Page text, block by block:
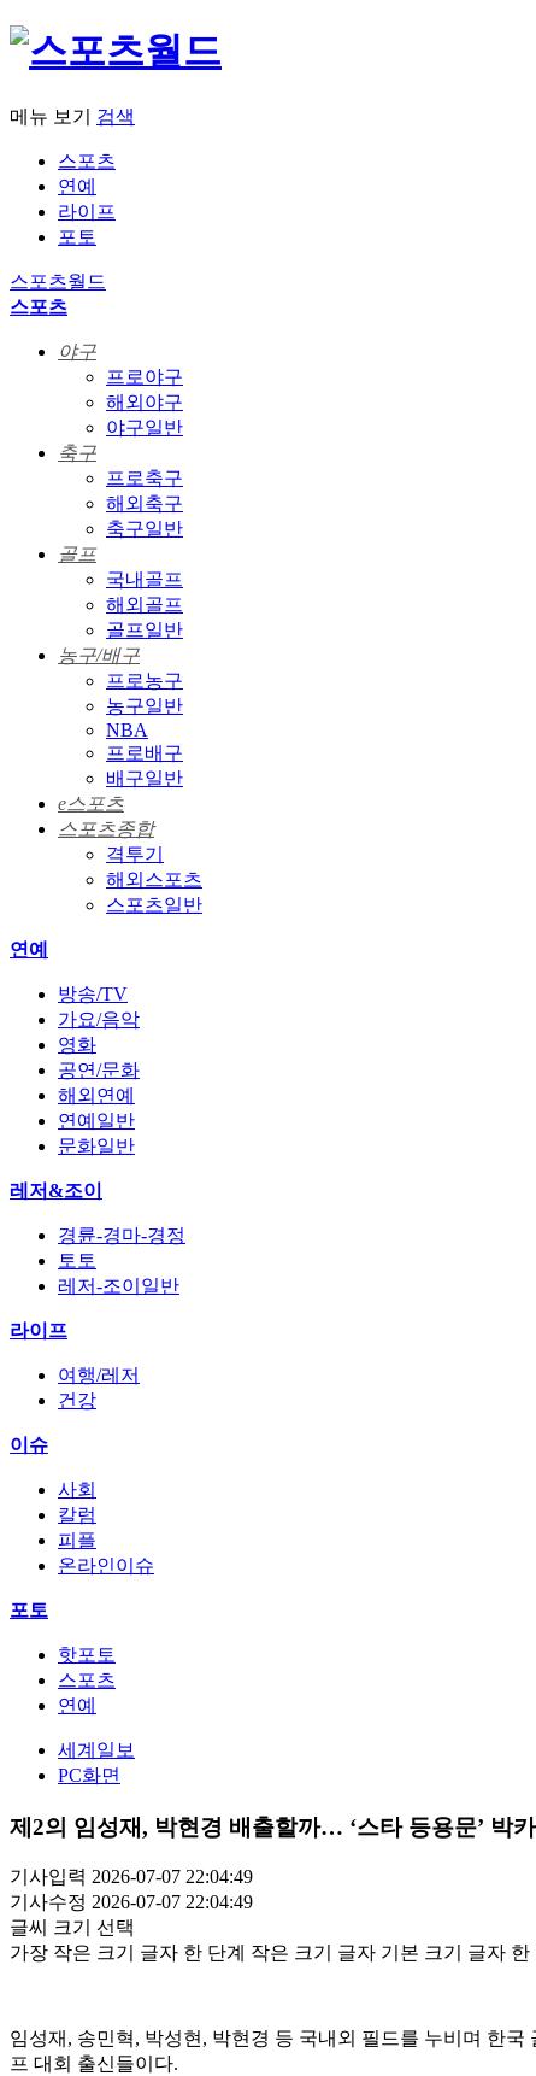
메뉴 보기 검색
스포츠
연예
라이프
포토
스포츠월드
스포츠
야구
프로야구
해외야구
야구일반
축구
프로축구
해외축구
축구일반
골프
국내골프
해외골프
골프일반
농구/배구
프로농구
농구일반
NBA
프로배구
배구일반
e스포츠
스포츠종합
격투기
해외스포츠
스포츠일반
연예
방송/TV
가요/음악
영화
공연/문화
해외연예
연예일반
문화일반
레저&조이
경륜-경마-경정
토토
레저-조이일반
라이프
여행/레저
건강
이슈
사회
칼럼
피플
온라인이슈
포토
핫포토
스포츠
연예
세계일보
PC화면
제2의 임성재, 박현경 배출할까… ‘스타 등용문’ 박
기사입력 2026-07-07 22:04:49
기사수정 2026-07-07 22:04:49
글씨 크기 선택
가장 작은 크기 글자 한 단계 작은 크기 글자 기본 크기 글자 한
임성재, 송민혁, 박성현, 박현경 등 국내외 필드를 누비며 한
프 대회 출신들이다.